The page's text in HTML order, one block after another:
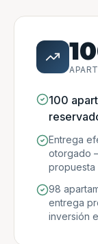
100
Entrega
otorgado
propuesta
98
entrega
inversión